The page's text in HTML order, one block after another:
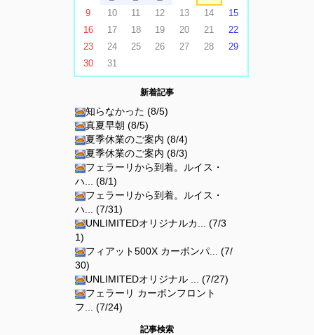
9
10 11 12 13 14
15
16
17 18 19 20 21
22
23
24 25 26 27 28
29
30
31
新着記事
知らなかった (8/5)
真夏早朝 (8/5)
夏季休業のご案内 (8/4)
夏季休業のご案内 (8/3)
フェラーリから到着。ルイス・
ハ... (8/1)
フェラーリから到着。ルイス・
ハ... (7/31)
UNLIMITEDオリジナルカ... (7/3
1)
フィアット500X カーボンパ... (7/
30)
UNLIMITEDオリジナル ... (7/27)
フェラーリ カーボンフロント
フ... (7/24)
記事検索